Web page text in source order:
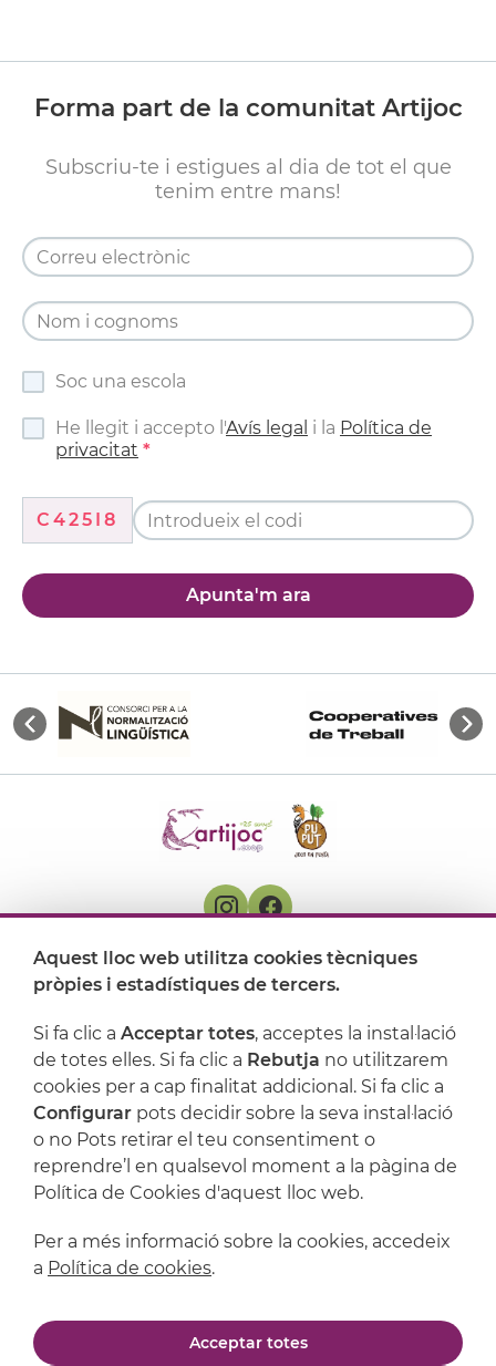
Forma part de la comunitat Artijoc
Subscriu-te i estigues al dia de tot el que
tenim entre mans!
Soc una escola
He llegit i accepto l'Avís legal i la Política de
privacitat
C425I8
Apunta'm ara
On ens trobem
Suport
Política de privacitat
Aquest lloc web utilitza cookies tècniques
pròpies i estadístiques de tercers.
Si fa clic a Acceptar totes, acceptes la instal·lació
de totes elles. Si fa clic a Rebutja no utilitzarem
cookies per a cap finalitat addicional. Si fa clic a
Configurar pots decidir sobre la seva instal·lació
o no Pots retirar el teu consentiment o
reprendre’l en qualsevol moment a la pàgina de
Política de Cookies d'aquest lloc web.
Per a més informació sobre la cookies, accedeix
a Política de cookies.
Acceptar totes